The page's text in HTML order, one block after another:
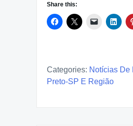
Share this:
Categories: Notícias De
Preto-SP E Região